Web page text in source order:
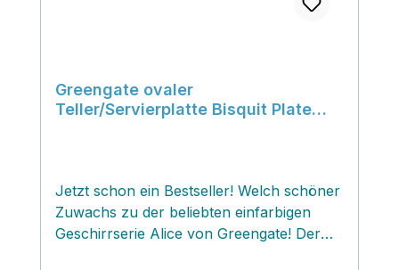
Greengate ovaler
Teller/Servierplatte Bisquit Plate
Jetzt schon ein Bestseller! Welch schöner
Zuwachs zu der beliebten einfarbigen
Geschirrserie Alice von Greengate! Der